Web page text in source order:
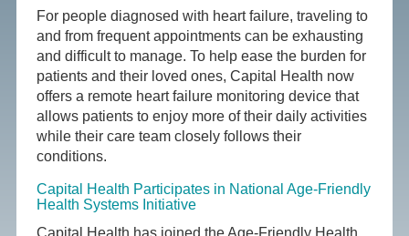
For people diagnosed with heart failure, traveling to
and from frequent appointments can be exhausting
and difficult to manage. To help ease the burden for
patients and their loved ones, Capital Health now
offers a remote heart failure monitoring device that
allows patients to enjoy more of their daily activities
while their care team closely follows their
conditions.
Capital Health Participates in National Age-Friendly
Health Systems Initiative
Capital Health has joined the Age-Friendly Health